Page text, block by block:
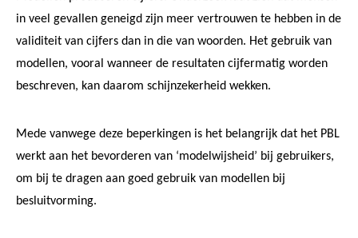
in veel gevallen geneigd zijn meer vertrouwen te hebben in de
validiteit van cijfers dan in die van woorden. Het gebruik van
modellen, vooral wanneer de resultaten cijfermatig worden
beschreven, kan daarom schijnzekerheid wekken.
Mede vanwege deze beperkingen is het belangrijk dat het PBL
werkt aan het bevorderen van ‘modelwijsheid’ bij gebruikers,
om bij te dragen aan goed gebruik van modellen bij
besluitvorming.